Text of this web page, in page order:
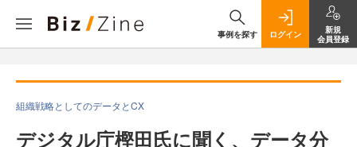
事例を探す ログイン
新規
会員登録
組織戦略としてのデータとCX
デジタル庁樫田氏に聞く、データ分